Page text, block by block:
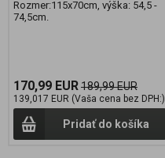
Rozmer:115x70cm, výška: 54,5 -
74,5cm.
170,99 EUR189,99 EUR
139,017 EUR (Vaša cena bez DPH:)
Pridať do košíka